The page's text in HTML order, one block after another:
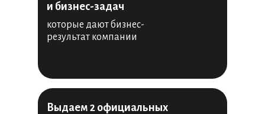
и бизнес-задач
которые дают бизнес-
результат компании
Выдаем 2 официальных